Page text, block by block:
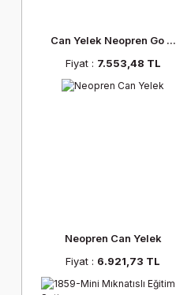
Can Yelek Neopren Go ...
Fiyat : 7.553,48 TL
Neopren Can Yelek
Fiyat : 6.921,73 TL